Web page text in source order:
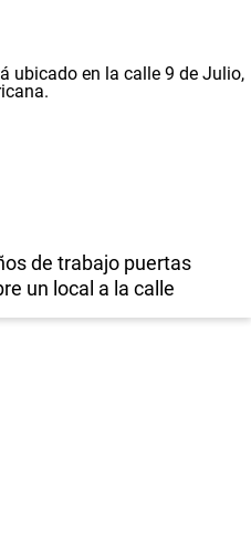
de trabajo puertas
un local a la calle